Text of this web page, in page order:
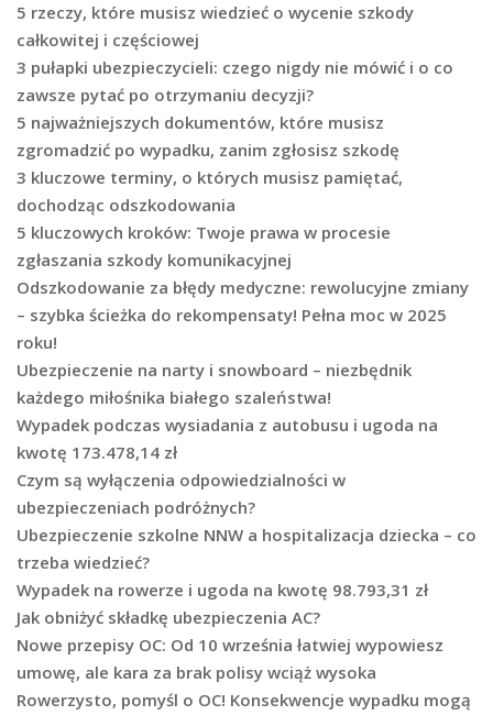
5 rzeczy, które musisz wiedzieć o wycenie szkody
całkowitej i częściowej
3 pułapki ubezpieczycieli: czego nigdy nie mówić i o co
zawsze pytać po otrzymaniu decyzji?
5 najważniejszych dokumentów, które musisz
zgromadzić po wypadku, zanim zgłosisz szkodę
3 kluczowe terminy, o których musisz pamiętać,
dochodząc odszkodowania
5 kluczowych kroków: Twoje prawa w procesie
zgłaszania szkody komunikacyjnej
Odszkodowanie za błędy medyczne: rewolucyjne zmiany
– szybka ścieżka do rekompensaty! Pełna moc w 2025
roku!
Ubezpieczenie na narty i snowboard – niezbędnik
każdego miłośnika białego szaleństwa!
Wypadek podczas wysiadania z autobusu i ugoda na
kwotę 173.478,14 zł
Czym są wyłączenia odpowiedzialności w
ubezpieczeniach podróżnych?
Ubezpieczenie szkolne NNW a hospitalizacja dziecka – co
trzeba wiedzieć?
Wypadek na rowerze i ugoda na kwotę 98.793,31 zł
Jak obniżyć składkę ubezpieczenia AC?
Nowe przepisy OC: Od 10 września łatwiej wypowiesz
umowę, ale kara za brak polisy wciąż wysoka
Rowerzysto, pomyśl o OC! Konsekwencje wypadku mogą